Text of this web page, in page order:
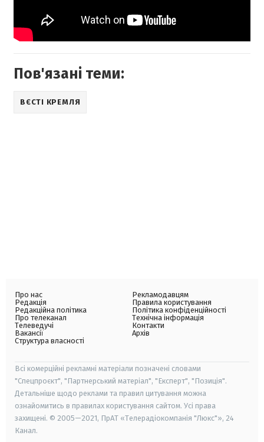
Пов'язані теми:
ВЄСТІ КРЕМЛЯ
Про нас
Редакція
Редакційна політика
Про телеканал
Телеведучі
Вакансії
Структура власності
Рекламодавцям
Правила користування
Політика конфіденційності
Технічна інформація
Контакти
Архів
Всі комерційні рекламні матеріали позначені словами
"Спецпроєкт", "Партнерський матеріал", "Експерт", "Позиція".
Детальніше щодо реклами та правил цитування можна
ознайомитись в правилах користування сайтом. Усі права
захищені. © 2005—2021, ПрАТ «Телерадіокомпанія "Люкс"», 24
Канал.